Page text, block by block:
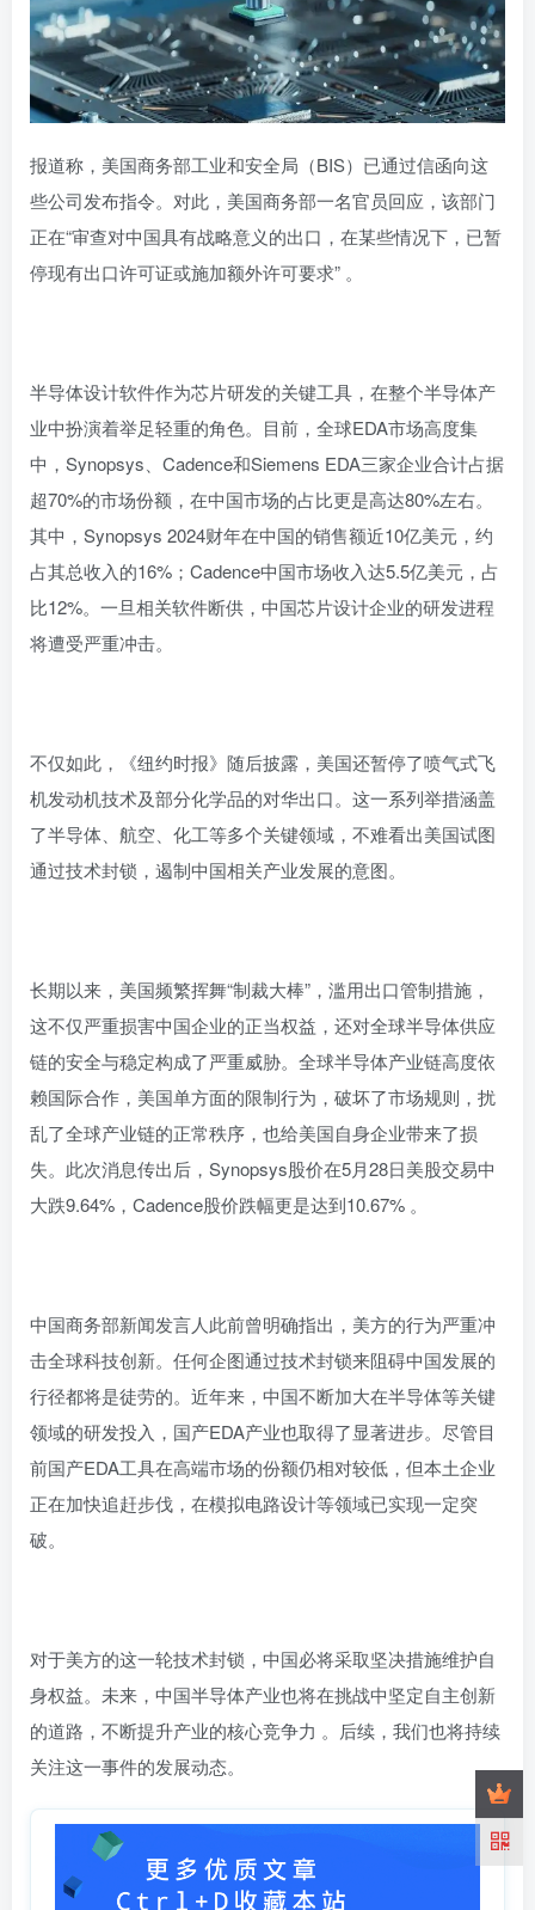
报道称，美国商务部工业和安全局（BIS）已通过信函向这
些公司发布指令。对此，美国商务部一名官员回应，该部门
正在“审查对中国具有战略意义的出口，在某些情况下，已暂
停现有出口许可证或施加额外许可要求” 。
半导体设计软件作为芯片研发的关键工具，在整个半导体产
业中扮演着举足轻重的角色。目前，全球EDA市场高度集
中，Synopsys、Cadence和Siemens EDA三家企业合计占据
超70%的市场份额，在中国市场的占比更是高达80%左右。
其中，Synopsys 2024财年在中国的销售额近10亿美元，约
占其总收入的16%；Cadence中国市场收入达5.5亿美元，占
比12%。一旦相关软件断供，中国芯片设计企业的研发进程
将遭受严重冲击。
不仅如此，《纽约时报》随后披露，美国还暂停了喷气式飞
机发动机技术及部分化学品的对华出口。这一系列举措涵盖
了半导体、航空、化工等多个关键领域，不难看出美国试图
通过技术封锁，遏制中国相关产业发展的意图。
长期以来，美国频繁挥舞“制裁大棒”，滥用出口管制措施，
这不仅严重损害中国企业的正当权益，还对全球半导体供应
链的安全与稳定构成了严重威胁。全球半导体产业链高度依
赖国际合作，美国单方面的限制行为，破坏了市场规则，扰
乱了全球产业链的正常秩序，也给美国自身企业带来了损
失。此次消息传出后，Synopsys股价在5月28日美股交易中
大跌9.64%，Cadence股价跌幅更是达到10.67% 。
中国商务部新闻发言人此前曾明确指出，美方的行为严重冲
击全球科技创新。任何企图通过技术封锁来阻碍中国发展的
行径都将是徒劳的。近年来，中国不断加大在半导体等关键
领域的研发投入，国产EDA产业也取得了显著进步。尽管目
前国产EDA工具在高端市场的份额仍相对较低，但本土企业
正在加快追赶步伐，在模拟电路设计等领域已实现一定突
破。
对于美方的这一轮技术封锁，中国必将采取坚决措施维护自
身权益。未来，中国半导体产业也将在挑战中坚定自主创新
的道路，不断提升产业的核心竞争力 。后续，我们也将持续
关注这一事件的发展动态。